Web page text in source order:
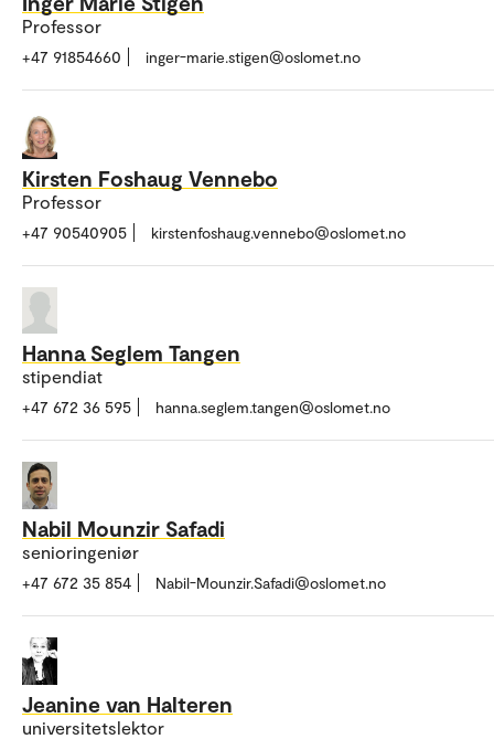
Professor
+47 91854660 inger-marie.stigen@oslomet.no
Kirsten Foshaug Vennebo
Professor
+47 90540905 kirstenfoshaug.vennebo@oslomet.no
Hanna Seglem Tangen
stipendiat
+47 672 36 595 hanna.seglem.tangen@oslomet.no
Nabil Mounzir Safadi
senioringeniør
+47 672 35 854 Nabil-Mounzir.Safadi@oslomet.no
Jeanine van Halteren
universitetslektor